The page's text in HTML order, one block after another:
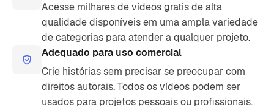
Acesse milhares de vídeos gratis de alta
qualidade disponíveis em uma ampla variedade
de categorias para atender a qualquer projeto.
Adequado para uso comercial
Crie histórias sem precisar se preocupar com
direitos autorais. Todos os vídeos podem ser
usados para projetos pessoais ou profissionais.